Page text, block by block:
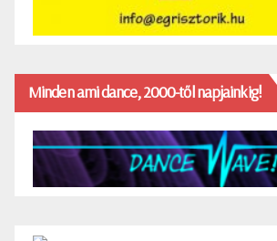
Minden ami dance, 2000-től napjainkig!